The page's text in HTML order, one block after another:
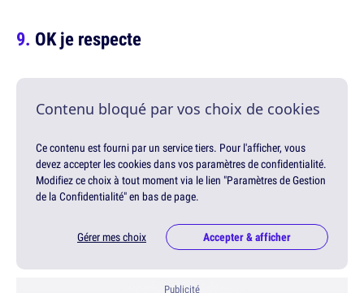
OK je respecte
Contenu bloqué par vos choix de cookies
Ce contenu est fourni par un service tiers. Pour l'afficher, vous
devez accepter les cookies dans vos paramètres de confidentialité.
Modifiez ce choix à tout moment via le lien "Paramètres de Gestion
de la Confidentialité" en bas de page.
Gérer mes choix Accepter & afficher
Publicité